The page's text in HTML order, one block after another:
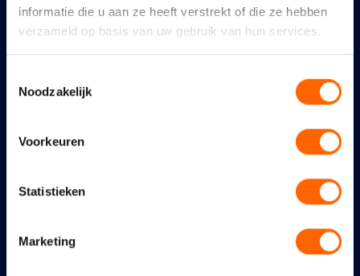
informatie die u aan ze heeft verstrekt of die ze hebben
verzameld op basis van uw gebruik van hun services.
Noodzakelijk
Voorkeuren
Statistieken
Marketing
goede bescherming
Maidenspeech Dennis